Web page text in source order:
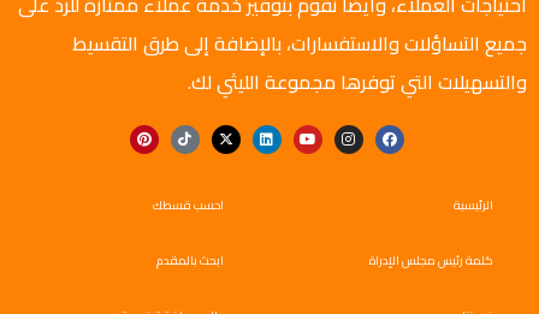
جميع التساؤلات والاستفسارات، بالإضافة إلى طرق التقسيط
والتسهيلات التي توفرها مجموعة الليثي لك.
الرئيسية
كلمة رئيس مجلس الإدراة
احسب قسطك
ابحث بالمقدم